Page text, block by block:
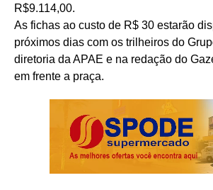
R$9.114,00.
As fichas ao custo de R$ 30 estarão
próximos dias com os trilheiros do
diretoria da APAE e na redação do
em frente a praça.